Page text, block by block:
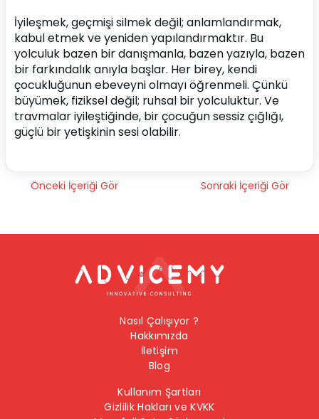
İyileşmek, geçmişi silmek değil; anlamlandırmak,
kabul etmek ve yeniden yapılandırmaktır. Bu
yolculuk bazen bir danışmanla, bazen yazıyla, bazen
bir farkındalık anıyla başlar. Her birey, kendi
çocukluğunun ebeveyni olmayı öğrenmeli. Çünkü
büyümek, fiziksel değil; ruhsal bir yolculuktur. Ve
travmalar iyileştiğinde, bir çocuğun sessiz çığlığı,
güçlü bir yetişkinin sesi olabilir.
Önceki İçeriği Gör Sonraki İçeriği Gör
Nasıl Çalışıyor ?
Hakkımızda
İletişim
Blog
Kullanım Şartları
Gizlilik Hakları ve KVKK